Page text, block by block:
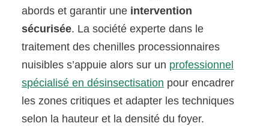
abords et garantir une intervention
sécurisée. La société experte dans le
traitement des chenilles processionnaires
nuisibles s’appuie alors sur un professionnel
spécialisé en désinsectisation pour encadrer
les zones critiques et adapter les techniques
selon la hauteur et la densité du foyer.